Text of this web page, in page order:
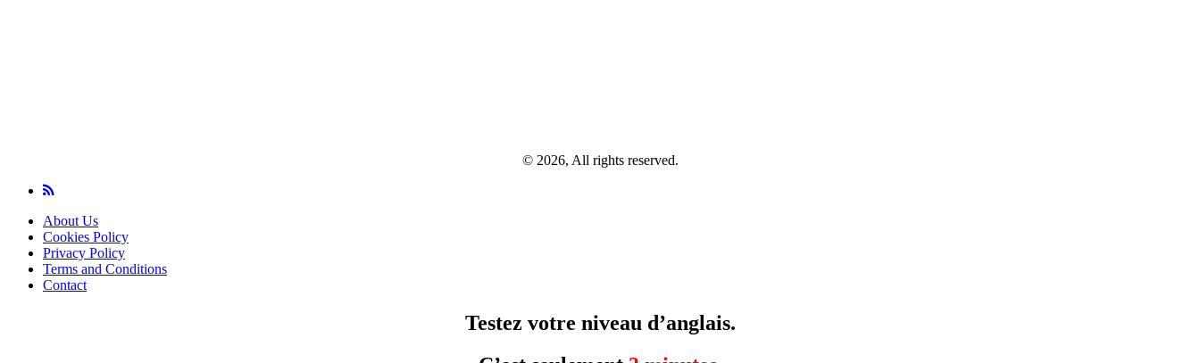
© 2026, All rights reserved.
About Us
Cookies Policy
Privacy Policy
Terms and Conditions
Contact
Testez votre niveau d’anglais.